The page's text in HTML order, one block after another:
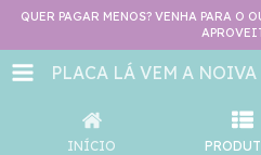
QUER PAGAR MENOS? VENHA PARA O
INÍCIO